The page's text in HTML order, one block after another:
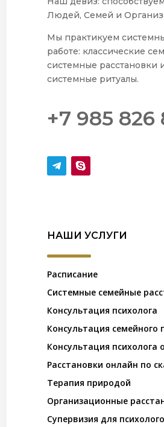
Людей, Семей и
Мы практикуем
работе: классические
системные расстановки
системные ритуалы.
+7 985 826
НАШИ УСЛУГИ
Расписание
Системные семейные
Консультация психолога
Консультация семейного
Консультация психолога
Расстановки онлайн по
Терапия природой
Организационные
Супервизия для